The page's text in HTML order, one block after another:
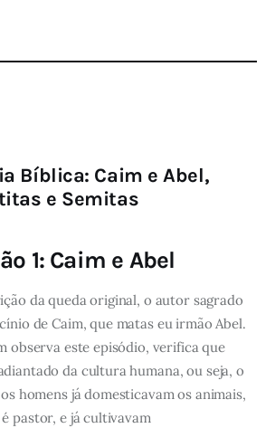
Bíblica: Caim e Abel,
e Semitas
1: Caim e Abel
da queda original, o autor sagrado
de Caim, que matas eu irmão Abel.
observa este episódio, verifica que
da cultura humana, ou seja, o
homens já domesticavam os animais,
pastor, e já cultivavam